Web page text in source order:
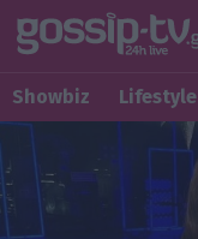
Showbiz Lifestyle